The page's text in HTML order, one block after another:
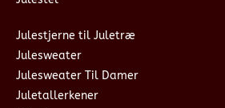
Julestjerne til Juletræ
Julesweater
Julesweater Til Damer
Juletallerkener